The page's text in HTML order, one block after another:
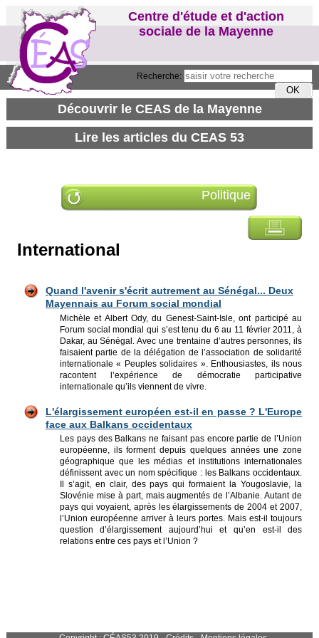
Recherche:
Centre d'étude et d'action
sociale de la Mayenne
Politique
International
Quand l'avenir s'écrit autrement au Sénégal... Deux
Mayennais au Forum social mondial
Michèle et Albert Ody, du Genest-Saint-Isle, ont participé au
Forum social mondial qui s’est tenu du 6 au 11 février 2011, à
Dakar, au Sénégal. Avec une trentaine d’autres personnes, ils
faisaient partie de la délégation de l’association de solidarité
internationale « Peuples solidaires ». Enthousiastes, ils nous
racontent l’expérience de démocratie participative
internationale qu’ils viennent de vivre.
L'élargissement européen est-il en passe ? L'Europe
face aux Balkans occidentaux
Les pays des Balkans ne faisant pas encore partie de l’Union
européenne, ils forment depuis quelques années une zone
géographique que les médias et institutions internationales
définissent avec un nom spécifique : les Balkans occidentaux.
Il s’agit, en clair, des pays qui formaient la Yougoslavie, la
Slovénie mise à part, mais augmentés de l’Albanie. Autant de
pays qui voyaient, après les élargissements de 2004 et 2007,
l’Union européenne arriver à leurs portes. Mais est-il toujours
question d’élargissement aujourd’hui et qu’en est-il des
relations entre ces pays et l’Union ?